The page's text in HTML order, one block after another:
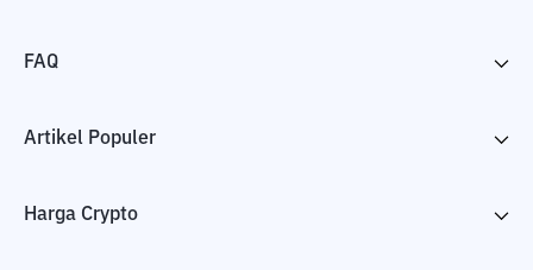
FAQ
Artikel Populer
Harga Crypto